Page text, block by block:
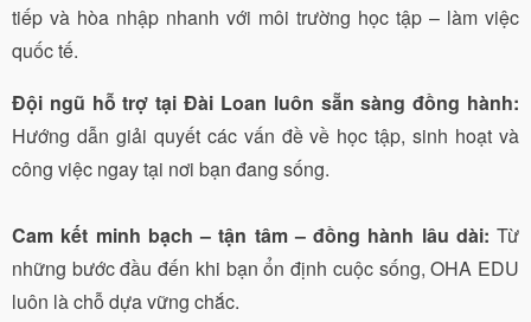
tiếp và hòa nhập nhanh với môi trường học tập – làm việc
quốc tế.
Đội ngũ hỗ trợ tại Đài Loan luôn sẵn sàng đồng hành:
Hướng dẫn giải quyết các vấn đề về học tập, sinh hoạt và
công việc ngay tại nơi bạn đang sống.
Cam kết minh bạch – tận tâm – đồng hành lâu dài: Từ
những bước đầu đến khi bạn ổn định cuộc sống, OHA EDU
luôn là chỗ dựa vững chắc.